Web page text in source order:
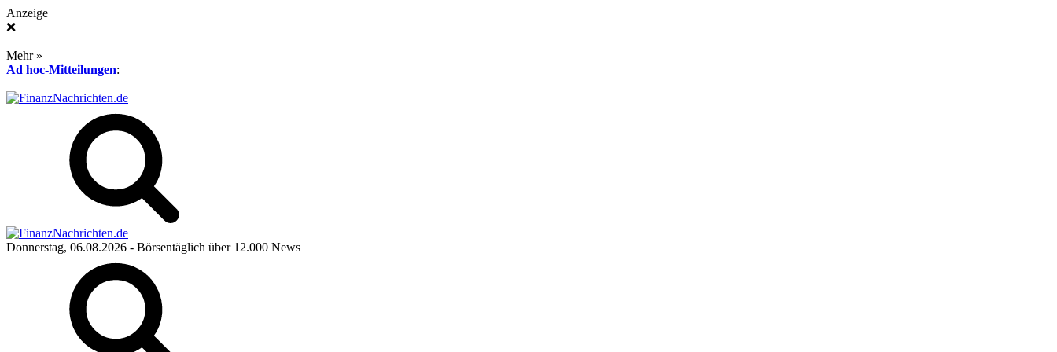
Anzeige
❌
Mehr »
Ad hoc-Mitteilungen:
Donnerstag, 06.08.2026 - Börsentäglich über 12.000 News